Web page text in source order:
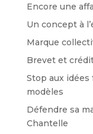
Encore une
Un concept à
Marque
Brevet et
Stop aux idées
modèles
Défendre sa
Chantelle